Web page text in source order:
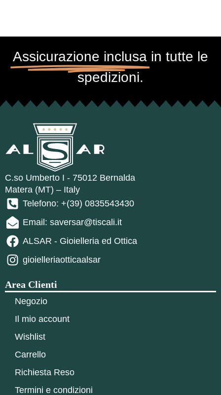
Assicurazione inclusa in tutte le
spedizioni.
C.so Umberto I - 75012 Bernalda
Matera (MT) – Italy
Telefono: +(39) 0835543430
Email: saversar@tiscali.it
ALSAR - Gioielleria ed Ottica
gioielleriaotticaalsar
Area Clienti
Negozio
Il mio account
Wishlist
Carrello
Richiesta Reso
Termini e condizioni